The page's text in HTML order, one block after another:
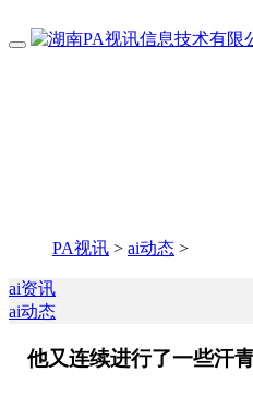
PA视讯 > ai动态 >
ai资讯
ai动态
他又连续进行了一些汗